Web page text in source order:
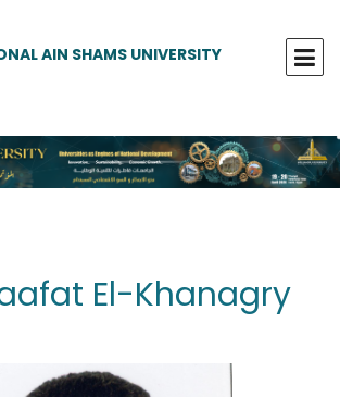
AIN SHAMS UNIVERSITY
El-Khanagry